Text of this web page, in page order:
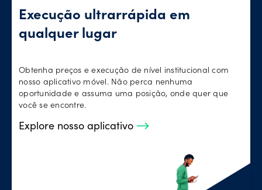
Execução ultrarrápida em
qualquer lugar
Obtenha preços e execução de nível institucional com
nosso aplicativo móvel. Não perca nenhuma
oportunidade e assuma uma posição, onde quer que
você se encontre.
Explore nosso aplicativo